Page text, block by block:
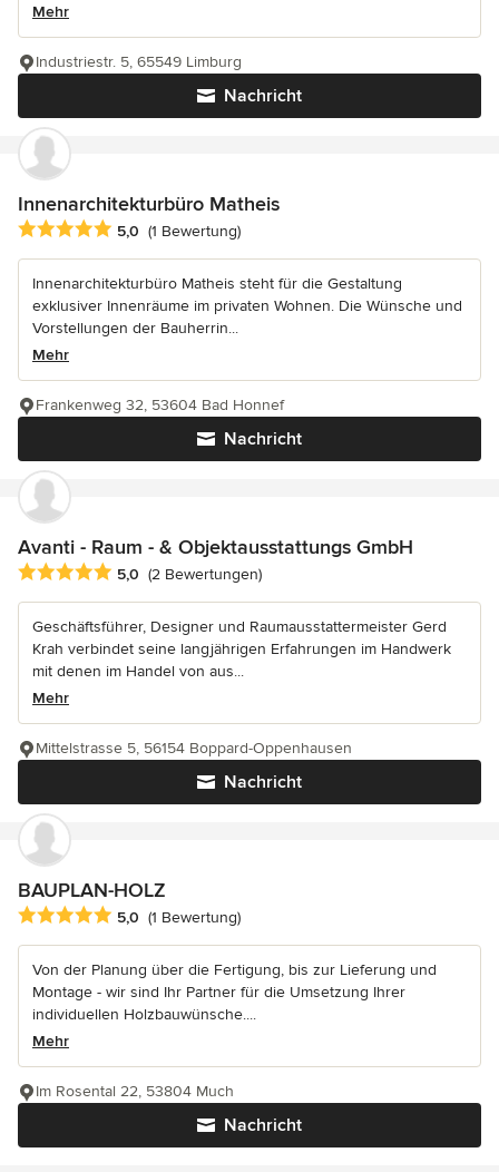
Mehr
Nachricht
Industriestr. 5, 65549 Limburg
Innenarchitekturbüro Matheis
Durchschnittliche Bewertung: 5 von 5 Sternen
5,0 (1 Bewertung)
Innenarchitekturbüro Matheis steht für die Gestaltung
exklusiver Innenräume im privaten Wohnen. Die Wünsche und
Vorstellungen der Bauherrin...
Mehr
Nachricht
Frankenweg 32, 53604 Bad Honnef
Avanti - Raum - & Objektausstattungs GmbH
Durchschnittliche Bewertung: 5 von 5 Sternen
5,0 (2 Bewertungen)
Geschäftsführer, Designer und Raumausstattermeister Gerd
Krah verbindet seine langjährigen Erfahrungen im Handwerk
mit denen im Handel von aus...
Mehr
Nachricht
Mittelstrasse 5, 56154 Boppard-Oppenhausen
BAUPLAN-HOLZ
Durchschnittliche Bewertung: 5 von 5 Sternen
5,0 (1 Bewertung)
Von der Planung über die Fertigung, bis zur Lieferung und
Montage - wir sind Ihr Partner für die Umsetzung Ihrer
individuellen Holzbauwünsche....
Mehr
Nachricht
Im Rosental 22, 53804 Much